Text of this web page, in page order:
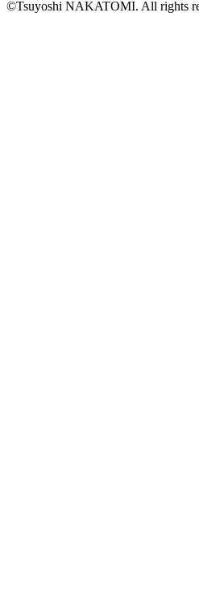
©Tsuyoshi NAKATOMI. All rights